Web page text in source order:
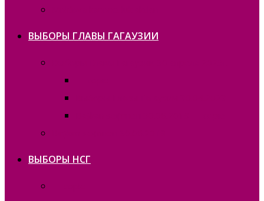
ВЫБОРЫ ГЛАВЫ ГАГАУЗИИ
ВЫБОРЫ НСГ